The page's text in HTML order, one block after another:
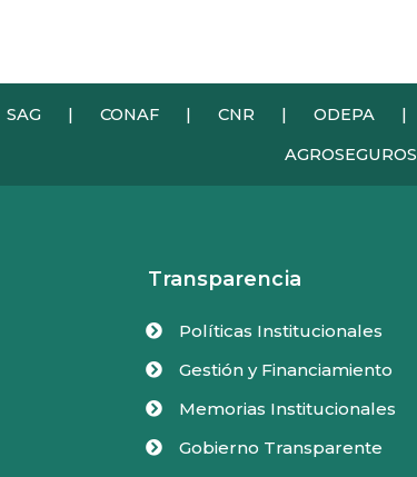
SAG | CONAF | CNR | ODEPA |
AGROSEGUROS
Transparencia
 Políticas Institucionales
 Gestión y Financiamiento
 Memorias Institucionales

Gobierno Transparente